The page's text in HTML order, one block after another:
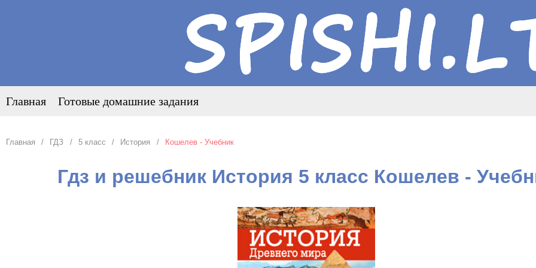
Главная Готовые домашние задания
Главная ГДЗ 5 класс История Кошелев - Учебник
Гдз и решебник История 5 класс Кошелев -